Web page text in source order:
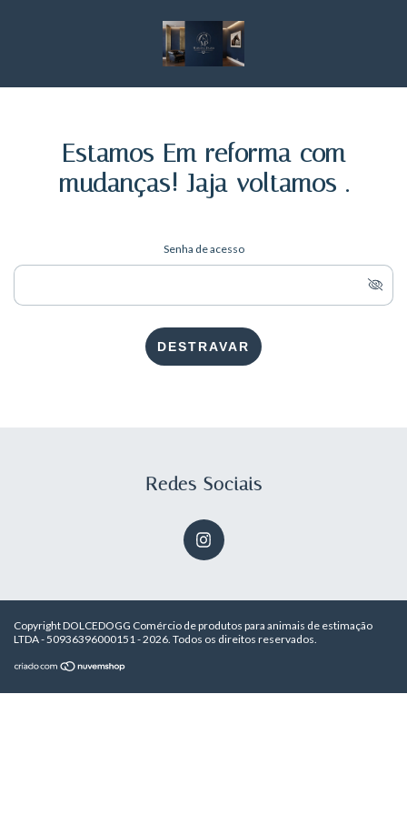
Estamos Em reforma com
mudanças! Jaja voltamos .
Senha de acesso
DESTRAVAR
Redes Sociais
Copyright DOLCEDOGG Comércio de produtos para animais de estimação
LTDA - 50936396000151 - 2026. Todos os direitos reservados.